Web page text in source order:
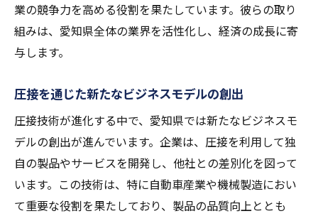
業の競争力を高める役割を果たしています。彼らの取り
組みは、愛知県全体の業界を活性化し、経済の成長に寄
与します。
圧接を通じた新たなビジネスモデルの創出
圧接技術が進化する中で、愛知県では新たなビジネスモ
デルの創出が進んでいます。企業は、圧接を利用して独
自の製品やサービスを開発し、他社との差別化を図って
います。この技術は、特に自動車産業や機械製造におい
て重要な役割を果たしており、製品の品質向上ととも